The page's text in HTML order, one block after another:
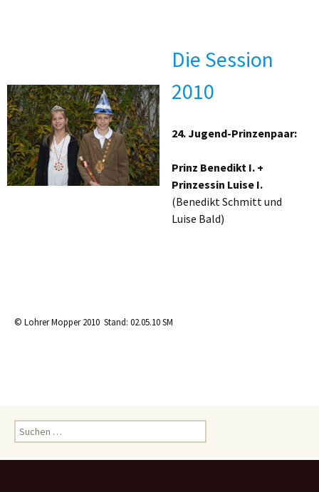
Die Session
2010
24. Jugend-Prinzenpaar:
Prinz Benedikt I. +
Prinzessin Luise I.
(Benedikt Schmitt und
Luise Bald)
© Lohrer Mopper 2010 Stand: 02.05.10 SM
Suchen
nach: